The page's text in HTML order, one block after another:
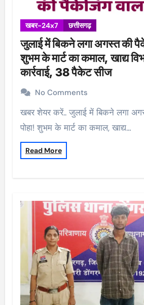
खबर-24x7 छत्तीसगढ़
जुलाई में बिकने लगा अगस्त की
शुभम के मार्ट का कमाल, खाद्य
कार्रवाई, 38 पैकेट सीज
No Comments
खबर शेयर करें.. जुलाई में बिकने लगा अगस्त की पैकेजिंग वाला
पोहा! शुभम के मार्ट का कमाल, खाद्य…
Read More